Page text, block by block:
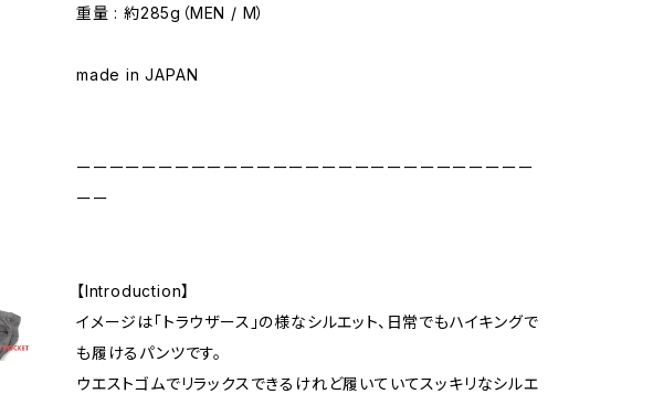
重量 : 約285g（MEN / M）
made in JAPAN
ーーーーーーーーーーーーーーーーーーーーーーーーーーーー
ーー
【Introduction】
イメージは「トラウザース」の様なシルエット、日常でもハイキングで
も履けるパンツです。
ウエストゴムでリラックスできるけれど履いていてスッキリなシルエ